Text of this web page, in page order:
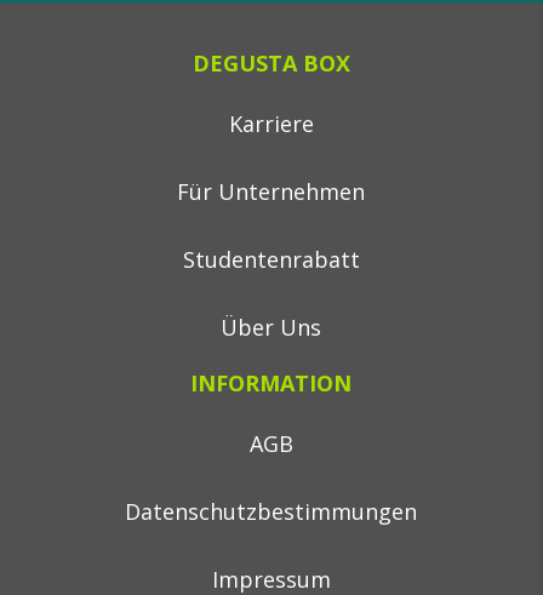
DEGUSTA BOX
Karriere
Für Unternehmen
Studentenrabatt
Über Uns
INFORMATION
AGB
Datenschutzbestimmungen
Impressum